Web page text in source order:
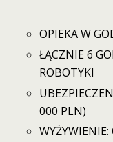
OPIEKA W
ŁĄCZNIE 6
ROBOTYKI
000 PLN)